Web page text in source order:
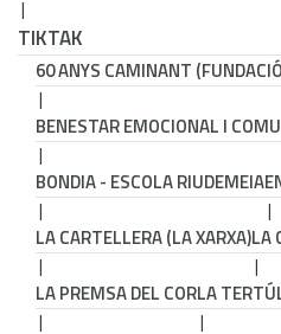
TIKTAK
60 ANYS CAMINANT
BENESTAR EMOCIONAL I
BONDIA - ESCOLA RIUDEMEIA
LA CARTELLERA (LA XARXA)LA
LA PREMSA DEL CORLA